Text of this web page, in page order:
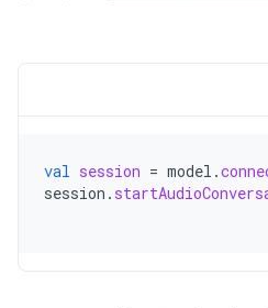
val session = model .
session .